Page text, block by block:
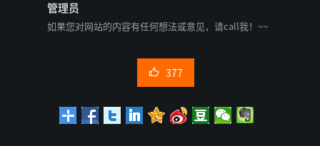
管理员
如果您对网站的内容有任何想法或意见，请call我！~~
 377